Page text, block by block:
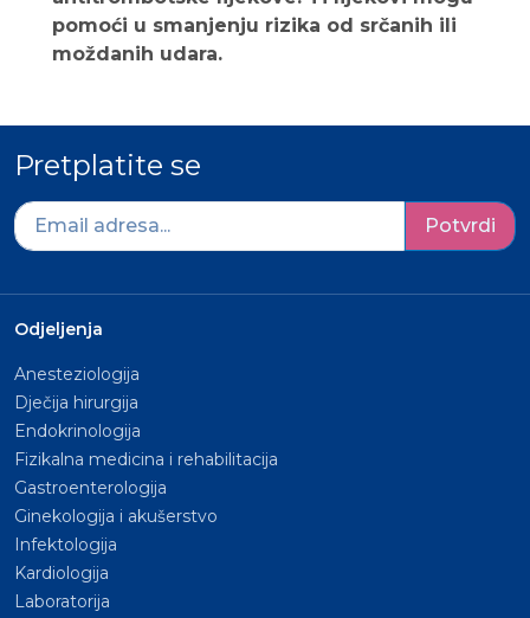
pomoći u smanjenju rizika od srčanih ili
moždanih udara.
Pretplatite se
Potvrdi
Odjeljenja
Anesteziologija
Dječija hirurgija
Endokrinologija
Fizikalna medicina i rehabilitacija
Gastroenterologija
Ginekologija i akušerstvo
Infektologija
Kardiologija
Laboratorija